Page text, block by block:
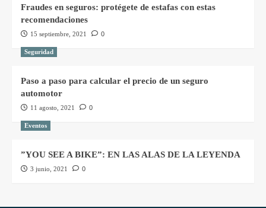
Fraudes en seguros: protégete de estafas con estas
recomendaciones
15 septiembre, 2021 0
Seguridad
Paso a paso para calcular el precio de un seguro
automotor
11 agosto, 2021 0
Eventos
”YOU SEE A BIKE”: EN LAS ALAS DE LA LEYENDA
3 junio, 2021 0